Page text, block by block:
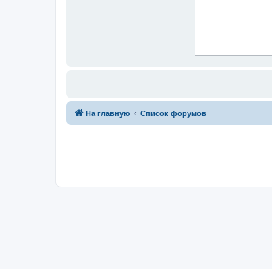
На главную Список форумов